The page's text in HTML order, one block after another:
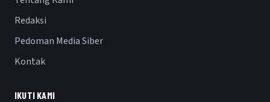
Redaksi
Pedoman Media Siber
Kontak
IKUTI KAMI